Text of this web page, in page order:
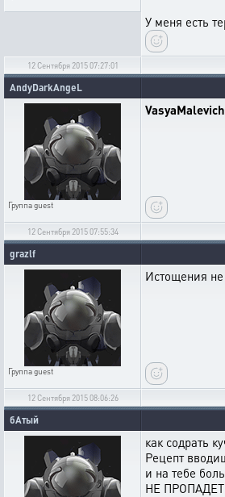
У меня есть
12 Сентября 2015 07:27:01
AndyDarkAngeL
Группаguest
VasyaMalevich
12 Сентября 2015 07:55:34
grazlf
Группаguest
Истощения
12 Сентября 2015 08:06:26
бАтый
как содрать
Рецепт
и на тебе
НЕ